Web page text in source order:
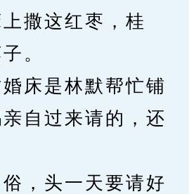
撒这红枣，桂
。
是林默帮忙铺
自过来请的，还
头一天要请好